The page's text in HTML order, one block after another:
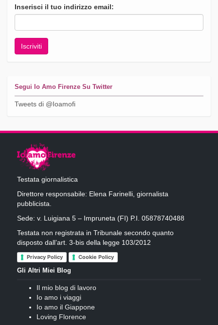
Inserisci il tuo indirizzo email:
Segui Io Amo Firenze Su Twitter
Tweets di @Ioamofi
Testata giornalistica
Direttore responsabile: Elena Farinelli, giornalista
pubblicista.
Sede: v. Luigiana 5 – Impruneta (FI) P.I. 05878740488
Testata non registrata in Tribunale secondo quanto
disposto dall’art. 3-bis della legge 103/2012
Privacy Policy Cookie Policy
Gli Altri Miei Blog
Il mio blog di lavoro
Io amo i viaggi
Io amo il Giappone
Loving Florence